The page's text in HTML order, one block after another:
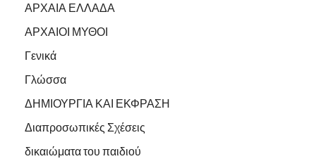
ΑΡΧΑΙΑ ΕΛΛΑΔΑ
ΑΡΧΑΙΟΙ ΜΥΘΟΙ
Γενικά
Γλώσσα
ΔΗΜΙΟΥΡΓΙΑ ΚΑΙ ΕΚΦΡΑΣΗ
Διαπροσωπικές Σχέσεις
δικαιώματα του παιδιού